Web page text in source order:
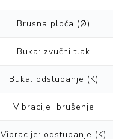
Brusna ploča (Ø)
Buka: zvučni tlak
Buka: odstupanje (K)
Vibracije: brušenje
Vibracije: odstupanje (K)